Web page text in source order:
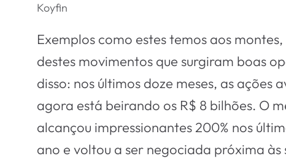
Koyfin
Exemplos como estes temos aos
destes movimentos que surgiram boas
disso: nos últimos doze meses, as ações
agora está beirando os R$ 8 bilhões. O
alcançou impressionantes 200% nos
ano e voltou a ser negociada próxima às